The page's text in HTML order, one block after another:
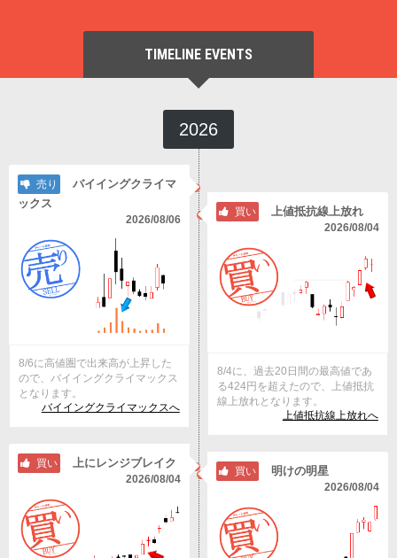
TIMELINE EVENTS
2026
売り
バイイングクライマ
ックス
2026/08/06
8/6に高値圏で出来高が上昇した
ので、バイイングクライマックス
となります。
バイイングクライマックスへ
買い 上値抵抗線上放れ
2026/08/04
8/4に、過去20日間の最高値であ
る424円を超えたので、上値抵抗
線上放れとなります。
上値抵抗線上放れへ
買い 上にレンジブレイク
2026/08/04
買い 明けの明星
2026/08/04